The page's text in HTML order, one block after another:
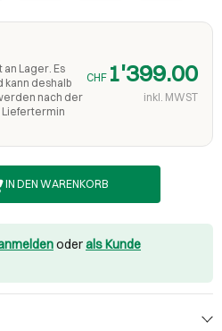
Lager. Es
kann deshalb
nach der
Liefertermin
CHF 1'399.00
inkl. MWST
IN DEN WARENKORB
oderals Kunde